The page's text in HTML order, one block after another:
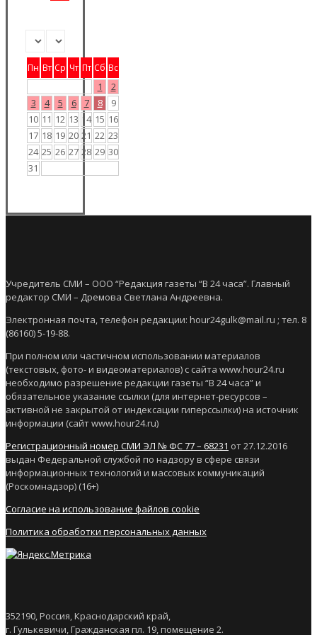
Пн Вт Ср Чт Пт Сб Вс
1
2
3
4 5 6 7 8
9
10 11 12 13 14 15 16
17 18 19 20 21 22 23
24 25 26 27 28 29 30
31
Учредитель СМИ – ООО “Редакция газеты “В 24 часа”. Главный
редактор СМИ – Дремова Светлана Андреевна.
Электронная почта, телефон редакции: hour24gulk@mail.ru ; тел. 8
(86160) 5-19-88.
При полном или частичном использовании материалов
(текстовых, фото- и видеоматериалов) с сайта www.hour24.ru
необходимо разрешение редакции газеты “В 24 часа” и
обязательное указание ссылки (для интернет-ресурсов –
активной не закрытой от индексации гиперссылки) на источник
информации (сайт www.hour24.ru)
Регистрационный номер СМИ ЭЛ № ФС 77 – 68231 от 27.12.2016
выдан Федеральной службой по надзору в сфере связи
информационных технологий и массовых коммуникаций
(Роскомнадзор) (16+)
Согласие на использование файлов cookie
Политика обработки персональных данных
352190, Россия, Краснодарский край,
г. Гулькевичи, Гражданская пл. 19, помещение 2.